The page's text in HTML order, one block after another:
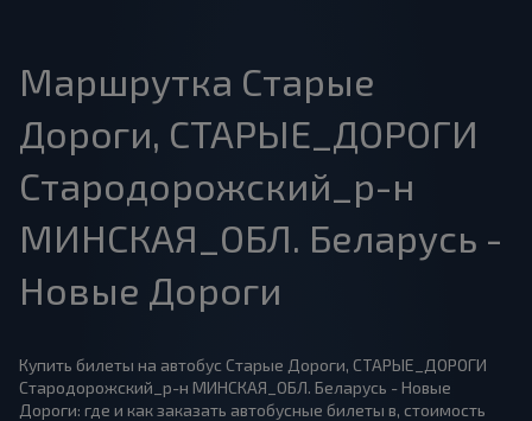
Маршрутка Старые
Дороги, СТАРЫЕ_ДОРОГИ
Стародорожский_р-н
МИНСКАЯ_ОБЛ. Беларусь -
Новые Дороги
Купить билеты на автобус Старые Дороги, СТАРЫЕ_ДОРОГИ
Стародорожский_р-н МИНСКАЯ_ОБЛ. Беларусь - Новые
Дороги: где и как заказать автобусные билеты в, стоимость